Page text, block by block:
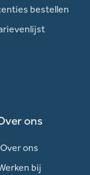
bestellen
ons
Over ons
bij